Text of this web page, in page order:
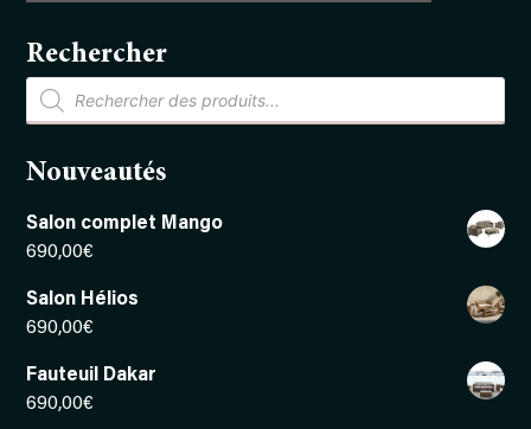
Rechercher
Recherche
de
produits
Nouveautés
Salon complet Mango
690,00€
Salon Hélios
690,00€
Fauteuil Dakar
690,00€